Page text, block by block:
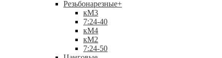
Резьбонарезные+
кМ3
7:24-40
кМ4
кМ2
7:24-50